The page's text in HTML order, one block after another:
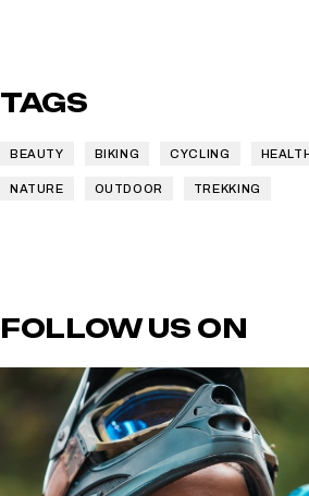
TAGS
BEAUTY BIKING CYCLING HEALTH
NATURE OUTDOOR TREKKING
FOLLOW US ON